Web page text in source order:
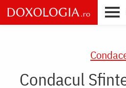
Skip
to
main
Condacul